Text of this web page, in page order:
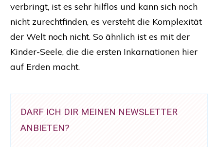
verbringt, ist es sehr hilflos und kann sich noch
nicht zurechtfinden, es versteht die Komplexität
der Welt noch nicht. So ähnlich ist es mit der
Kinder-Seele, die die ersten Inkarnationen hier
auf Erden macht.
DARF ICH DIR MEINEN NEWSLETTER
ANBIETEN?